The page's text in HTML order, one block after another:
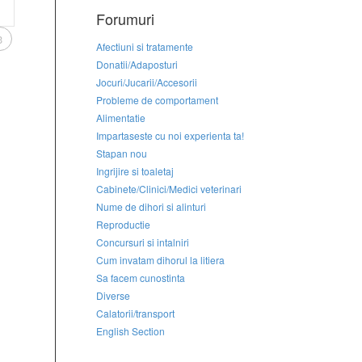
Forumuri
Afectiuni si tratamente
Donatii/Adaposturi
Jocuri/Jucarii/Accesorii
Probleme de comportament
Alimentatie
Impartaseste cu noi experienta ta!
Stapan nou
Ingrijire si toaletaj
Cabinete/Clinici/Medici veterinari
Nume de dihori si alinturi
Reproductie
Concursuri si intalniri
Cum invatam dihorul la litiera
Sa facem cunostinta
Diverse
Calatorii/transport
English Section